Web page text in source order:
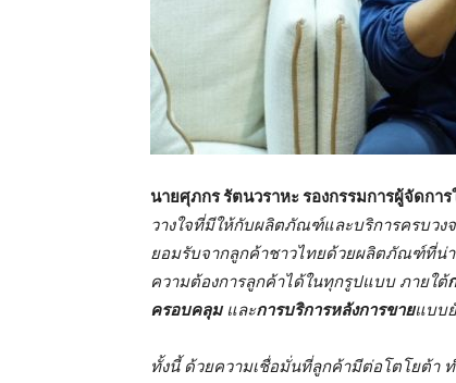
นายศุภกร รัตนวราหะ รองกรรมการผู้จัดกา
วางใจที่มีให้กับผลิตภัณฑ์และบริการครบวง
ยอมรับจากลูกค้าชาวไทยด้วยผลิตภัณฑ์ที่น่
ความต้องการลูกค้าได้ในทุกรูปแบบ ภายใต้
ครอบคลุมและการบริการหลังการขายแบบ
ทั้งนี้ ด้วยความเชื่อมั่นที่ลูกค้ามีต่อโตโยต้า